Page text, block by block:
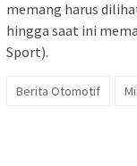
memang harus
hingga saat ini
Sport).
Berita Otomotif